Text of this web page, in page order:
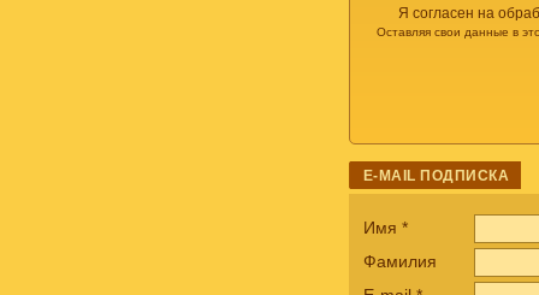
Я согласен на
Оставляя свои данные в
E-MAIL ПОДПИСКА
Имя *
Фамилия